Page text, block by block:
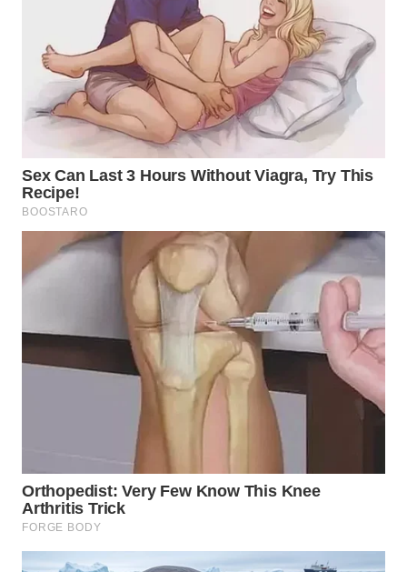
DAIRI
WN
DANAU
WN
NIAS
WN
LANGKAT
TAPANULI
SELATAN
WN
KARO
WN